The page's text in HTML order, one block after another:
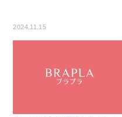
2024.11.15